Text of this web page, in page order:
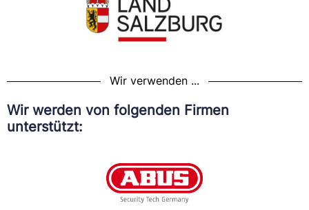
Wir verwenden ...
Wir werden von folgenden Firmen
unterstützt: